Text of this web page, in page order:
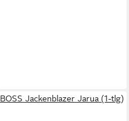
BOSS Jackenblazer Jarua (1-tlg)